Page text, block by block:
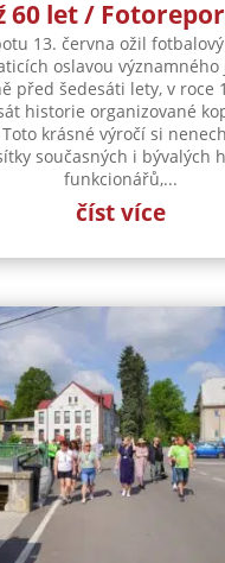
60 let /
13. června ožil
oslavou
před šedesáti lety, v roce
historie organizované
krásné výročí si
současných i bývalých
funkcionářů,...
číst více